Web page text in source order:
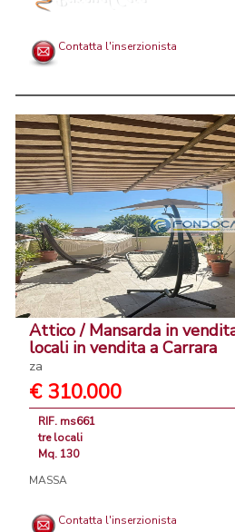
Contatta l'inserzionista
Attico / Mansarda in
locali in vendita a Carrara
za
€ 310.000
RIF. ms661
tre locali
Mq. 130
MASSA
Contatta l'inserzionista